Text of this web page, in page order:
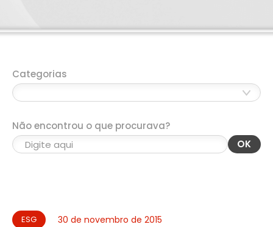
Categorias
Não encontrou o que procurava?
OK
ESG 30 de novembro de 2015